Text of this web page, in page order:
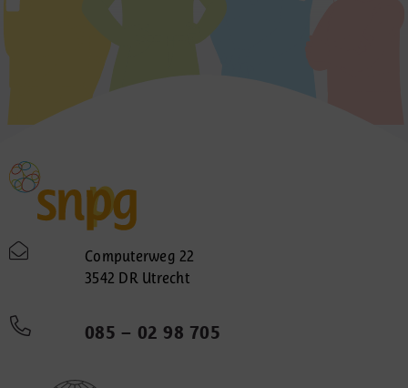
Computerweg 22
3542 DR Utrecht
085 – 02 98 705